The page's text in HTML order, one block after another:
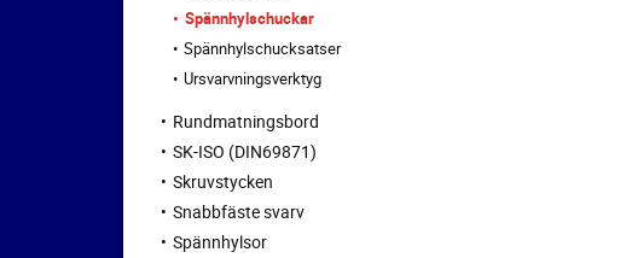
Spännhylschuckar
Spännhylschucksatser
Ursvarvningsverktyg
Rundmatningsbord
SK-ISO (DIN69871)
Skruvstycken
Snabbfäste svarv
Spännhylsor